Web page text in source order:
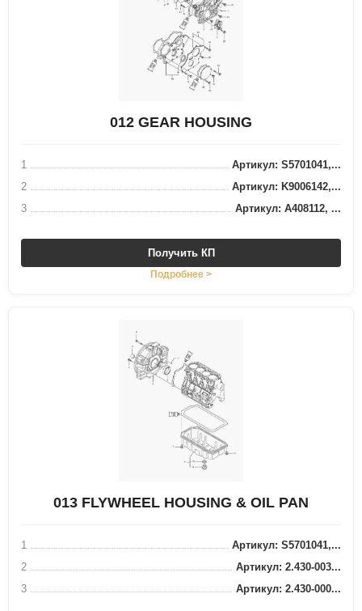
012 GEAR HOUSING
1
Артикул: S5701041,...
2
Артикул: K9006142,...
3
Артикул: A408112, ...
Получить КП
Подробнее >
013 FLYWHEEL HOUSING & OIL PAN
1
Артикул: S5701041,...
2
Артикул: 2.430-003...
3
Артикул: 2.430-000...